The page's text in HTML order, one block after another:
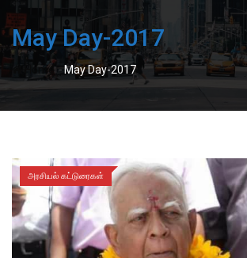
May Day-2017
Home- May Day-2017
அரசியல் கட்டுரைகள்